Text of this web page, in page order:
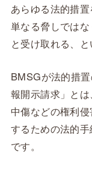
あらゆる法的措
単なる脅しでは
と受け取れる、と
BMSGが法的措
報開示請求」と
中傷などの権利
するための法的
です。